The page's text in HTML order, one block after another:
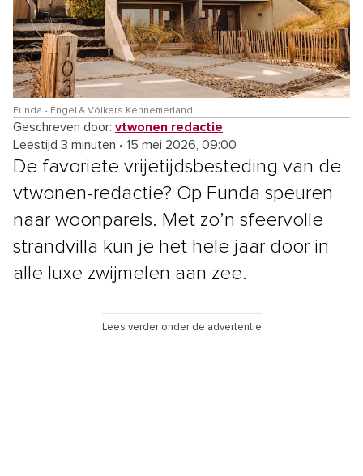
Funda - Engel & Völkers Kennemerland
Geschreven door: vtwonen redactie
Leestijd 3 minuten • 15 mei 2026, 09:00
De favoriete vrijetijdsbesteding van de
vtwonen-redactie? Op Funda speuren
naar woonparels. Met zo’n sfeervolle
strandvilla kun je het hele jaar door in
alle luxe zwijmelen aan zee.
Lees verder onder de advertentie